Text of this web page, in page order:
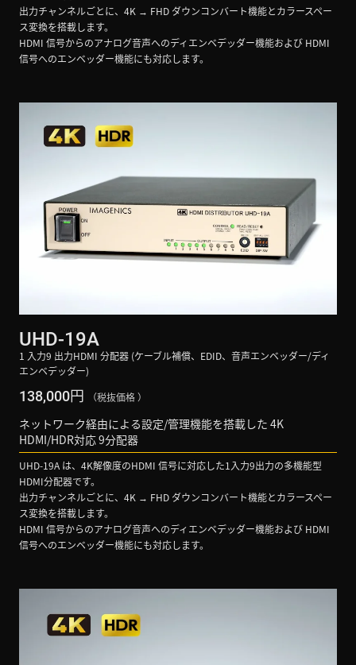
出力チャンネルごとに、4K → FHD ダウンコンバート機能とカラースペー
ス変換を搭載します。
HDMI 信号からのアナログ音声へのディエンベデッダー機能および HDMI
信号へのエンベッダー機能にも対応します。
UHD-19A
1 入力9 出力HDMI 分配器 (ケーブル補償、EDID、音声エンベッダー/ディ
エンベデッダー)
138,000円 （税抜価格 ）
ネットワーク経由による設定/管理機能を搭載した 4K
HDMI/HDR対応 9分配器
UHD-19A は、4K解像度のHDMI 信号に対応した1入力9出力の多機能型
HDMI分配器です。
出力チャンネルごとに、4K → FHD ダウンコンバート機能とカラースペー
ス変換を搭載します。
HDMI 信号からのアナログ音声へのディエンベデッダー機能および HDMI
信号へのエンベッダー機能にも対応します。